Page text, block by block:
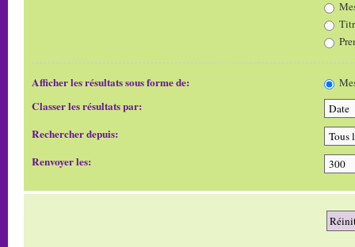
Afficher les résultats sous forme de:
Classer les résultats par:
Rechercher depuis:
Renvoyer les: